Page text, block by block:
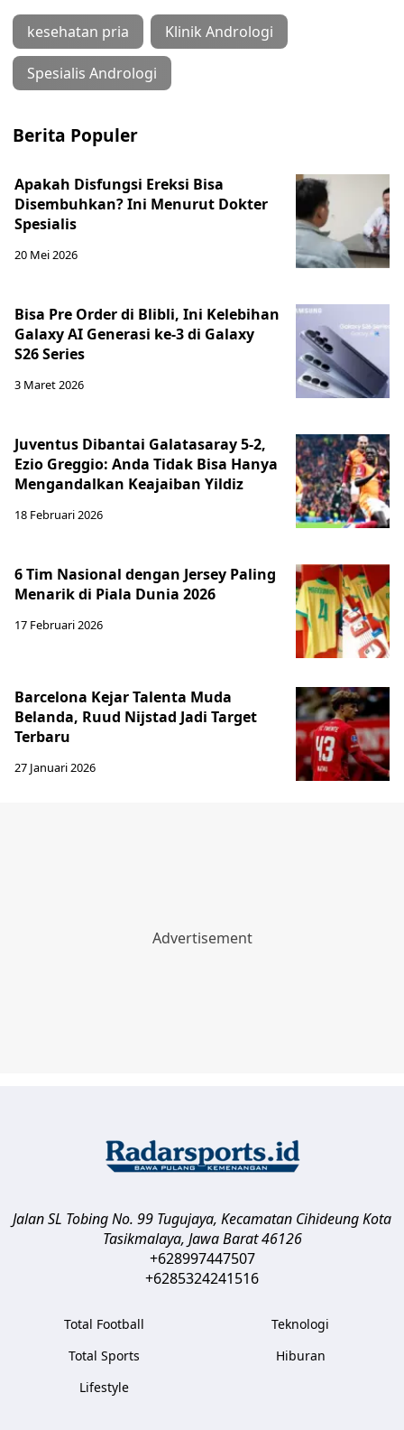
kesehatan pria Klinik Andrologi
Spesialis Andrologi
Berita Populer
Apakah Disfungsi Ereksi Bisa
Disembuhkan? Ini Menurut Dokter
Spesialis
20 Mei 2026
Bisa Pre Order di Blibli, Ini Kelebihan
Galaxy AI Generasi ke-3 di Galaxy
S26 Series
3 Maret 2026
Juventus Dibantai Galatasaray 5-2,
Ezio Greggio: Anda Tidak Bisa Hanya
Mengandalkan Keajaiban Yildiz
18 Februari 2026
6 Tim Nasional dengan Jersey Paling
Menarik di Piala Dunia 2026
17 Februari 2026
Barcelona Kejar Talenta Muda
Belanda, Ruud Nijstad Jadi Target
Terbaru
27 Januari 2026
Jalan SL Tobing No. 99 Tugujaya, Kecamatan CihideungKota
Tasikmalaya, Jawa Barat 46126
+628997447507
+6285324241516
Total Football
Total Sports
Lifestyle
Teknologi
Hiburan